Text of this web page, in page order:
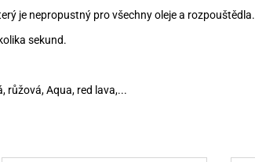
je nepropustný pro všechny oleje a rozpouštědla.
sekund.
růžová, Aqua, red lava,...